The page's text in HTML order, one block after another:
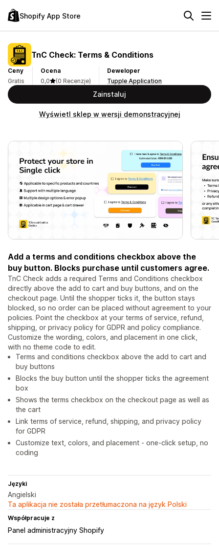
Shopify App Store
TnC Check: Terms & Conditions
Ceny
Gratis
Ocena
0,0
(0 Recenzje)
Deweloper
Tupple Application
Zainstaluj
Wyświetl sklep w wersji demonstracyjnej
Add a terms and conditions checkbox above the
buy button. Blocks purchase until customers agree.
TnC Check adds a required Terms and Conditions checkbox
directly above the add to cart and buy buttons, and on the
checkout page. Until the shopper ticks it, the button stays
blocked, so no order can be placed without agreement to your
policies. Point the checkbox at your terms of service, refund,
shipping, or privacy policy for GDPR and policy compliance.
Customize the wording, colors, and placement in one click,
with no theme code to edit.
Terms and conditions checkbox above the add to cart and
buy buttons
Blocks the buy button until the shopper ticks the agreement
box
Shows the terms checkbox on the checkout page as well as
the cart
Link terms of service, refund, shipping, and privacy policy
for GDPR
Customize text, colors, and placement - one-click setup, no
coding
Języki
Angielski
Ta aplikacja nie została przetłumaczona na język Polski
Współpracuje z
Panel administracyjny Shopify